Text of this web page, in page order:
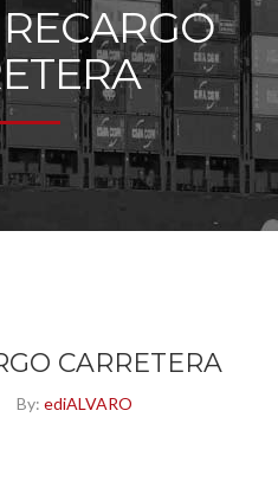
CARRETERA
By: ediALVARO